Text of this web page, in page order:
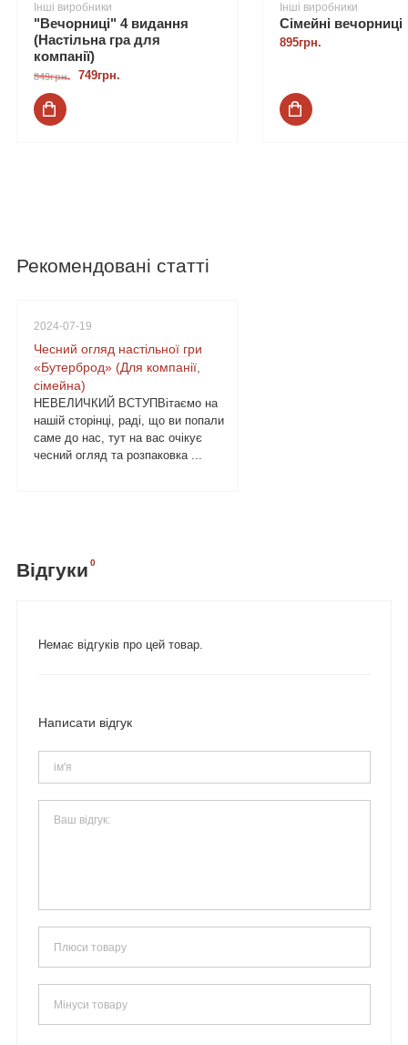
Інші виробники
"Вечорниці" 4 видання
(Настільна гра для
компанії)
849грн. 749грн.
Інші виробники
Сімейні вечорниці
895грн.
Рекомендовані статті
2024-07-19
Чесний огляд настільної гри
«Бутерброд» (Для компанії,
сімейна)
НЕВЕЛИЧКИЙ ВСТУПВітаємо на
нашій сторінці, раді, що ви попали
саме до нас, тут на вас очікує
чесний огляд та розпаковка ...
Відгуки 0
Немає відгуків про цей товар.
Написати відгук